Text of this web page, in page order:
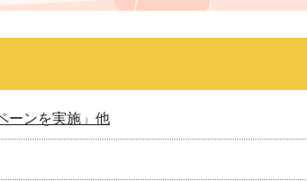
ーンを実施」他